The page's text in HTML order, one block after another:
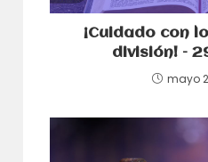
¡Cuidado con
división! –
mayo